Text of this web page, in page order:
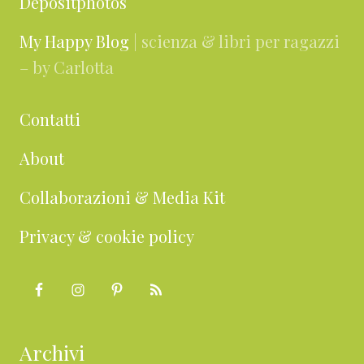
My Happy Blog | scienza & libri per ragazzi
– by Carlotta
Contatti
About
Collaborazioni & Media Kit
Privacy & cookie policy
Archivi